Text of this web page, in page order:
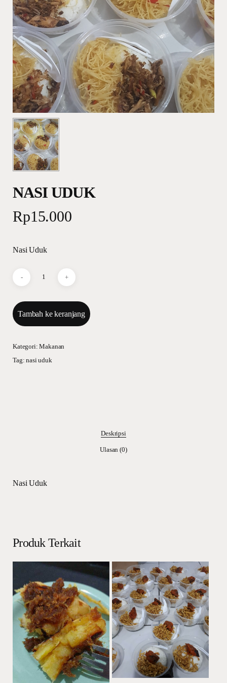
NASI UDUK
Rp15.000
Nasi Uduk
Tambah ke keranjang
Kategori:Makanan
Tag:nasi uduk
Deskripsi
Ulasan (0)
Nasi Uduk
Produk Terkait